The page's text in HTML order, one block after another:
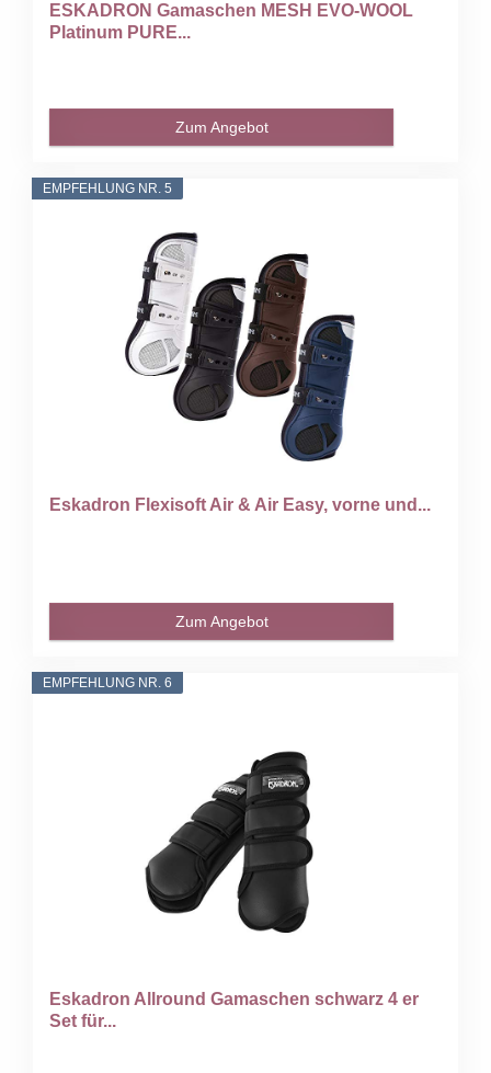
ESKADRON Gamaschen MESH EVO-WOOL
Platinum PURE...
Zum Angebot
EMPFEHLUNG NR. 5
Eskadron Flexisoft Air & Air Easy, vorne und...
Zum Angebot
EMPFEHLUNG NR. 6
Eskadron Allround Gamaschen schwarz 4 er
Set für...